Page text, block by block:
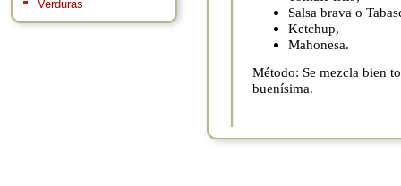
Verduras
Salsa brava o
Ketchup,
Mahonesa.
Método: Se mezcla bien
buenísima.